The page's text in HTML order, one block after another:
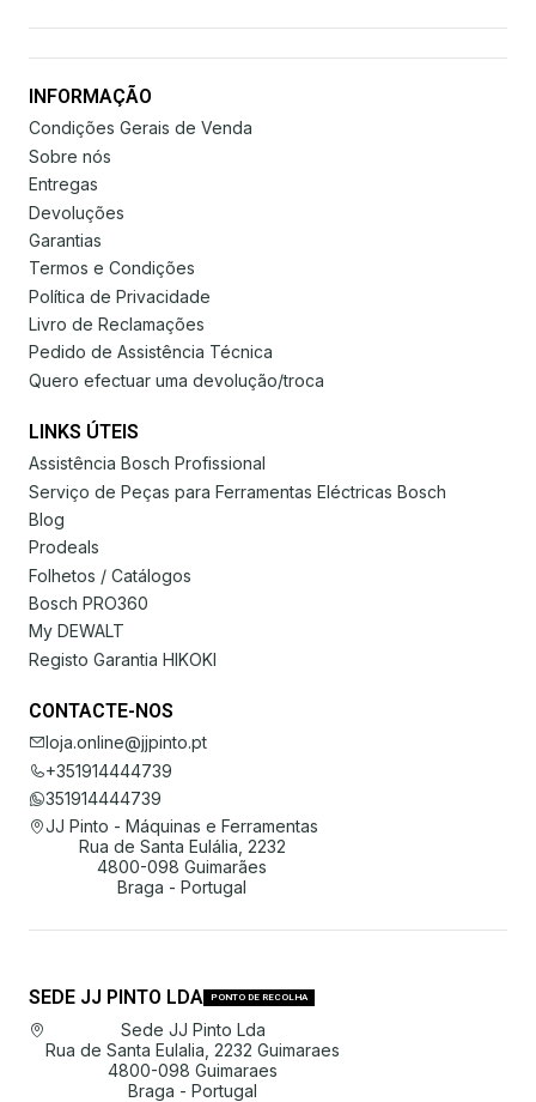
INFORMAÇÃO
Condições Gerais de Venda
Sobre nós
Entregas
Devoluções
Garantias
Termos e Condições
Política de Privacidade
Livro de Reclamações
Pedido de Assistência Técnica
Quero efectuar uma devolução/troca
LINKS ÚTEIS
Assistência Bosch Profissional
Serviço de Peças para Ferramentas Eléctricas Bosch
Blog
Prodeals
Folhetos / Catálogos
Bosch PRO360
My DEWALT
Registo Garantia HIKOKI
CONTACTE-NOS
loja.online@jjpinto.pt
+351914444739
351914444739
JJ Pinto - Máquinas e Ferramentas
Rua de Santa Eulália, 2232
4800-098 Guimarães
Braga - Portugal
SEDE JJ PINTO LDA PONTO DE RECOLHA
Sede JJ Pinto Lda
Rua de Santa Eulalia, 2232 Guimaraes
4800-098 Guimaraes
Braga - Portugal